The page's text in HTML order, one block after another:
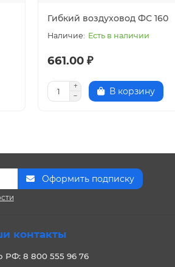
Гибкий воздуховод ФС 160
Есть в наличии
661.00 ₽
В корзину
Оформить подписку
контакты
РФ: 8 800 555 96 76